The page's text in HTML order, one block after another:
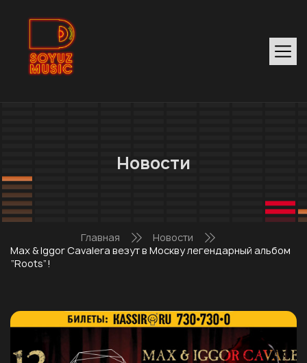
Новости
Главная
Новости
Max & Iggor Cavalera везут в Москву легендарный альбом
“Roots”!